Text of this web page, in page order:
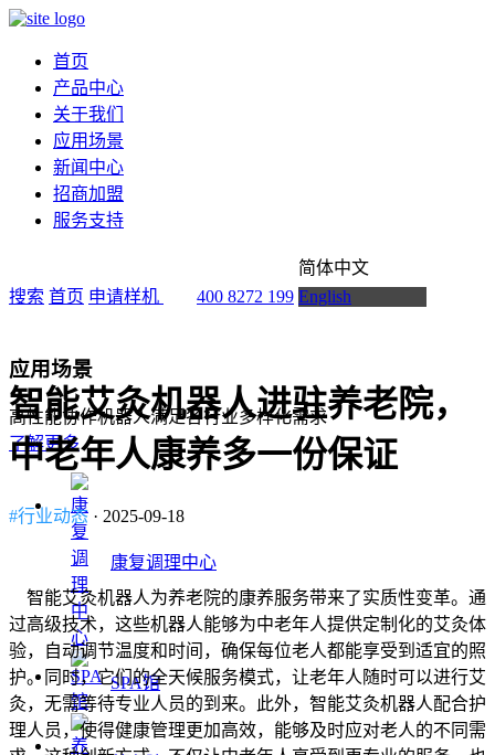
首页
产品中心
关于我们
应用场景
新闻中心
招商加盟
服务支持
搜索 首页 申请样机 400 8272 199
简体中文
English
应用场景
高性能协作机器人满足各行业多样化需求
了解更多
康复调理中心
SPA馆
智能艾灸机器人进驻养老院，
中老年人康养多一份保证
#行业动态 · 2025-09-18
智能艾灸机器人为养老院的康养服务带来了实质性变革。通
过高级技术，这些机器人能够为中老年人提供定制化的艾灸体
验，自动调节温度和时间，确保每位老人都能享受到适宜的照
护。同时，它们的全天候服务模式，让老年人随时可以进行艾
灸，无需等待专业人员的到来。此外，智能艾灸机器人配合护
理人员，使得健康管理更加高效，能够及时应对老人的不同需